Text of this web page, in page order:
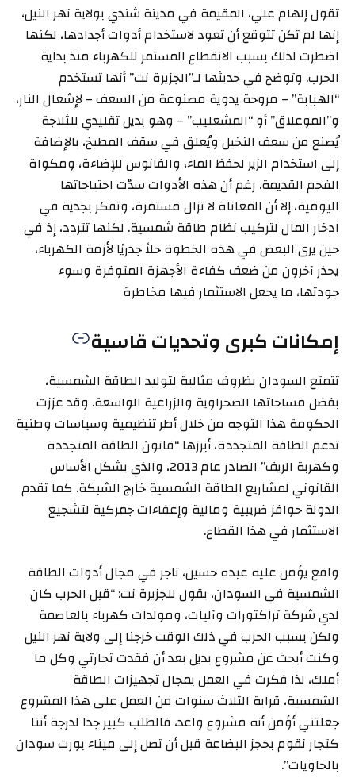
تقول إلهام علي، المقيمة في مدينة شندي بولاية نهر النيل،
إنها لم تكن تتوقع أن تعود لاستخدام أدوات أجدادها، لكنها
اضطرت لذلك بسبب الانقطاع المستمر للكهرباء منذ بداية
الحرب. وتوضح في حديثها لـ”الجزيرة نت” أنها تستخدم
“الهبابة” – مروحة يدوية مصنوعة من السعف – لإشعال النار،
و”الموعلاق” أو “المشعليب” – وهو بديل تقليدي للثلاجة
يُصنع من سعف النخيل ويُعلق في سقف المطبخ، بالإضافة
إلى استخدام الزير لحفظ الماء، والفانوس للإضاءة، ومكواة
الفحم القديمة. رغم أن هذه الأدوات سدّت احتياجاتها
اليومية، إلا أن المعاناة لا تزال مستمرة، وتفكر بجدية في
ادخار المال لتركيب نظام طاقة شمسية. لكنها تتردد، إذ في
حين يرى البعض في هذه الخطوة حلاً جذريًا لأزمة الكهرباء،
يحذر آخرون من ضعف كفاءة الأجهزة المتوفرة وسوء
جودتها، ما يجعل الاستثمار فيها مخاطرة
إمكانات كبرى وتحديات قاسية
تتمتع السودان بظروف مثالية لتوليد الطاقة الشمسية،
بفضل مساحاتها الصحراوية والزراعية الواسعة. وقد عززت
الحكومة هذا التوجه من خلال أطر تنظيمية وسياسات وطنية
تدعم الطاقة المتجددة، أبرزها “قانون الطاقة المتجددة
وكهربة الريف” الصادر عام 2013، والذي يشكل الأساس
القانوني لمشاريع الطاقة الشمسية خارج الشبكة. كما تقدم
الدولة حوافز ضريبية ومالية وإعفاءات جمركية لتشجيع
الاستثمار في هذا القطاع.
واقع يؤمن عليه عبده حسين، تاجر في مجال أدوات الطاقة
الشمسية في السودان، يقول للجزيرة نت: “قبل الحرب كان
لدي شركة تراكتورات وآليات، ومولدات كهرباء بالعاصمة
ولكن بسبب الحرب في ذلك الوقت خرجنا إلى ولاية نهر النيل
وكنت أبحث عن مشروع بديل بعد أن فقدت تجارتي وكل ما
أملك، لذا فكرت في العمل بمجال تجهيزات الطاقة
الشمسية، قرابة الثلاث سنوات من العمل على هذا المشروع
جعلتني أؤمن أنه مشروع واعد، فالطلب كبير جدا لدرجة أننا
كتجار نقوم بحجز البضاعة قبل أن تصل إلى ميناء بورت سودان
بالحاويات”.